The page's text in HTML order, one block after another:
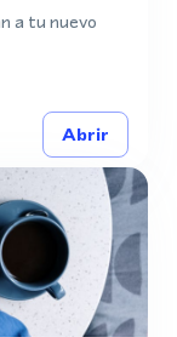
a tu nuevo
Abrir